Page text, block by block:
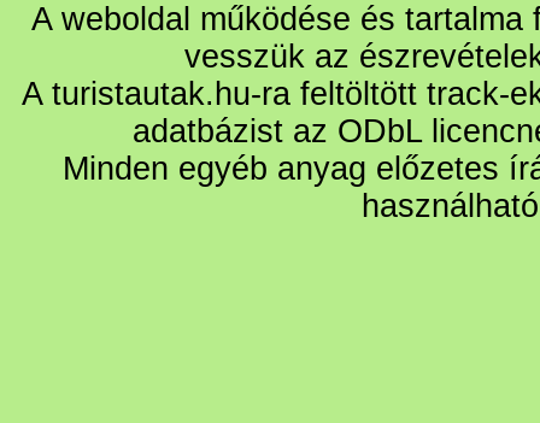
A weboldal működése és
vesszük az
A turistautak.hu-ra feltöltött track-
adatbázist az ODbL
Minden egyéb anyag előzetes